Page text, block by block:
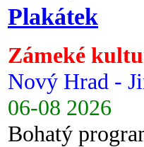
Plakátek
Zámeké
Nový Hrad -
06-08 2026
Bohatý